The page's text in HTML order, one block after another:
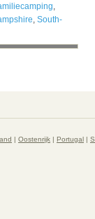
,
, South-
| Oostenrijk | Portugal |